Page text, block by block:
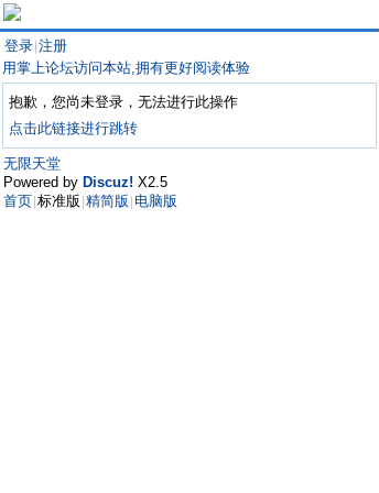
登录 注册
用掌上论坛访问本站,拥有更好阅读体验
抱歉，您尚未登录，无法进行此操作
点击此链接进行跳转
无限天堂
Powered by Discuz! X2.5
首页 标准版 精简版 电脑版